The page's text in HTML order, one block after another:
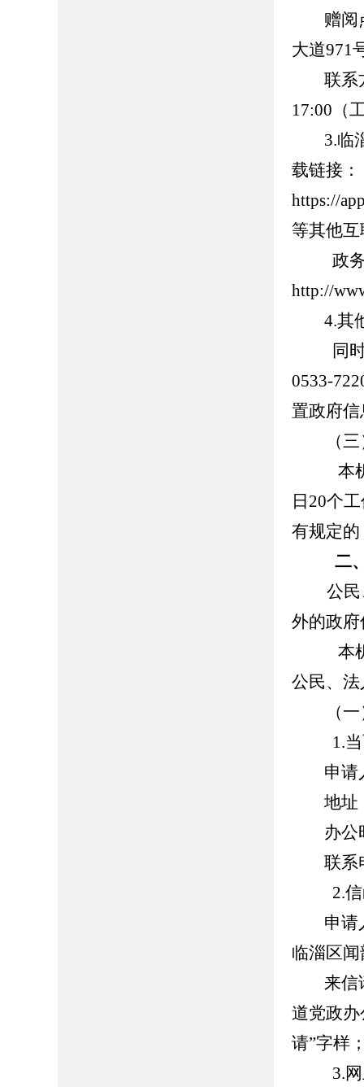
赠阅点
大道971
联系方
17:00（
3.临淄
载链接：
https://
等其他
政务
http://
4.其他
同时，
0533-
置政府
（三
本机关
日20个
有规定
二
公
外的政
本机关
公民、
（一
1.当
申请人
地址：
办公时
联系电
2.信
申请人
临淄区
来信请
道党政
请”字样
3.网